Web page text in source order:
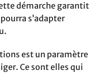
démarche garantit
s’adapter
est un paramètre
Ce sont elles qui